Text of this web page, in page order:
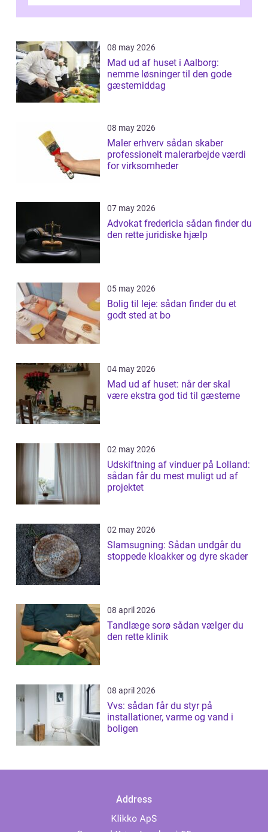
08 may 2026
Mad ud af huset i Aalborg:
nemme løsninger til den gode
gæstemiddag
08 may 2026
Maler erhverv sådan skaber
professionelt malerarbejde værdi
for virksomheder
07 may 2026
Advokat fredericia sådan finder du
den rette juridiske hjælp
05 may 2026
Bolig til leje: sådan finder du et
godt sted at bo
04 may 2026
Mad ud af huset: når der skal
være ekstra god tid til gæsterne
02 may 2026
Udskiftning af vinduer på Lolland:
sådan får du mest muligt ud af
projektet
02 may 2026
Slamsugning: Sådan undgår du
stoppede kloakker og dyre skader
08 april 2026
Tandlæge sorø sådan vælger du
den rette klinik
08 april 2026
Vvs: sådan får du styr på
installationer, varme og vand i
boligen
Address